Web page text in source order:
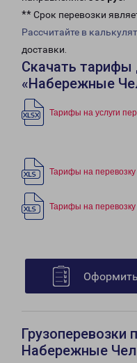
** Срок перевозки
Рассчитайте в
доставки.
Скачать тарифы
«Набережные
Тарифы на услуги
Тарифы на
Тарифы на
Грузоперевозки
Набережные